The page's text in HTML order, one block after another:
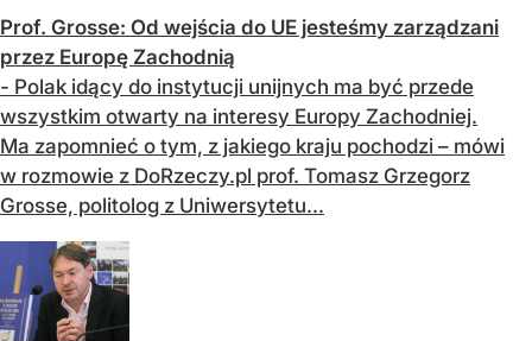
Prof. Grosse: Od wejścia do UE jesteśmy zarządzani
przez Europę Zachodnią
- Polak idący do instytucji unijnych ma być przede
wszystkim otwarty na interesy Europy Zachodniej.
Ma zapomnieć o tym, z jakiego kraju pochodzi – mówi
w rozmowie z DoRzeczy.pl prof. Tomasz Grzegorz
Grosse, politolog z Uniwersytetu...